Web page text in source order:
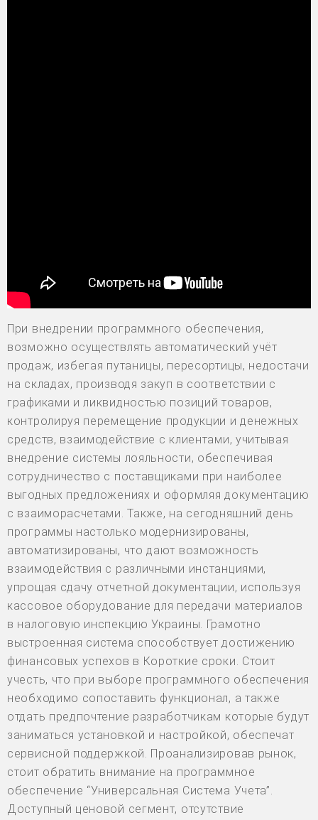
При внедрении программного обеспечения,
возможно осуществлять автоматический учёт
продаж, избегая путаницы, пересортицы, недостачи
на складах, производя закуп в соответствии с
графиками и ликвидностью позиций товаров,
контролируя перемещение продукции и денежных
средств, взаимодействие с клиентами, учитывая
внедрение системы лояльности, обеспечивая
сотрудничество с поставщиками при наиболее
выгодных предложениях и оформляя документацию
с взаиморасчетами. Также, на сегодняшний день
программы настолько модернизированы,
автоматизированы, что дают возможность
взаимодействия с различными инстанциями,
упрощая сдачу отчетной документации, используя
кассовое оборудование для передачи материалов
в налоговую инспекцию Украины. Грамотно
выстроенная система способствует достижению
финансовых успехов в Короткие сроки. Стоит
учесть, что при выборе программного обеспечения
необходимо сопоставить функционал, а также
отдать предпочтение разработчикам которые будут
заниматься установкой и настройкой, обеспечат
сервисной поддержкой. Проанализировав рынок,
стоит обратить внимание на программное
обеспечение “Универсальная Система Учета”.
Доступный ценовой сегмент, отсутствие